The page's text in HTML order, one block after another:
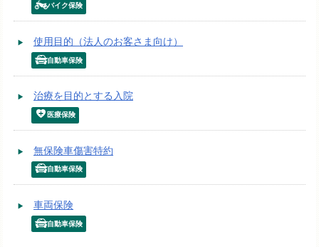
バイク保険
使用目的（法人のお客さま向け）
自動車保険
治療を目的とする入院
医療保険
無保険車傷害特約
自動車保険
車両保険
自動車保険